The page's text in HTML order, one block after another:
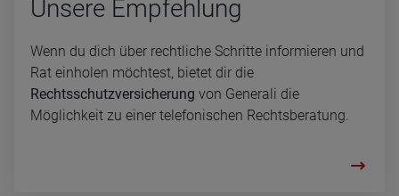
Un­se­re Emp­feh­lung
Wenn du dich über rechtliche Schritte informieren und
Rat einholen möchtest, bietet dir die
Rechtsschutzversicherung von Generali die
Möglichkeit zu einer telefonischen Rechtsberatung.